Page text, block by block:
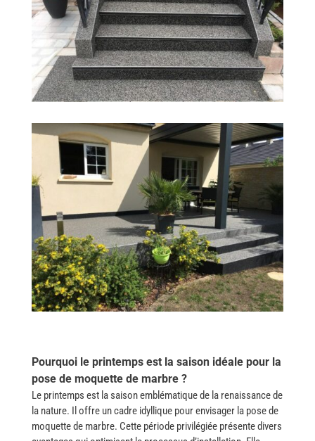
Pourquoi le printemps est la saison idéale pour la
pose de moquette de marbre ?
Le printemps est la saison emblématique de la renaissance de
la nature. Il offre un cadre idyllique pour envisager la pose de
moquette de marbre. Cette période privilégiée présente divers